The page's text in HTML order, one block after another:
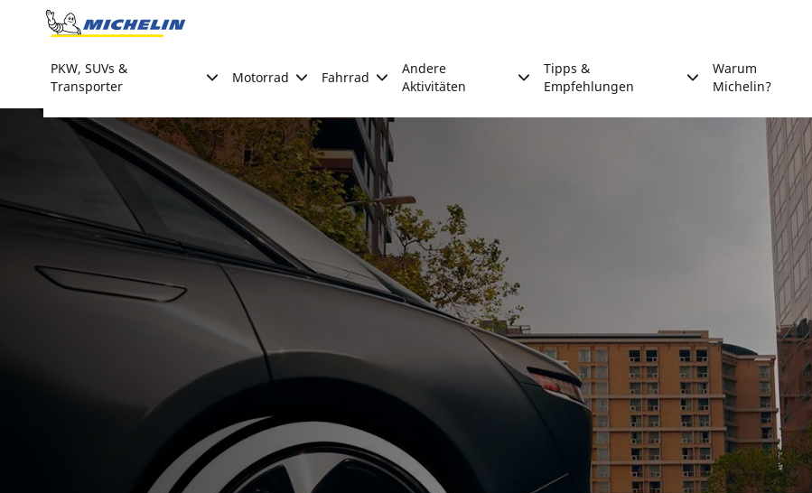
Go to page content
PKW, SUVs &
Transporter
Motorrad Fahrrad
Andere
Aktivitäten
Tipps &
Empfehlungen
Warum
Michelin?